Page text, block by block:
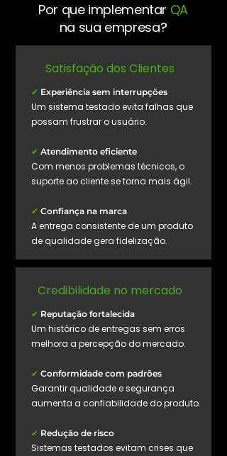
Por que implementar QA
na sua empresa?
Satisfação dos Clientes
✔ Experiência sem interrupções
Um sistema testado evita falhas que
possam frustrar o usuário.
✔ Atendimento eficiente
Com menos problemas técnicos, o
suporte ao cliente se torna mais ágil.
✔ Confiança na marca
A entrega consistente de um produto
de qualidade gera fidelização.
Credibilidade no mercado
✔ Reputação fortalecida
Um histórico de entregas sem erros
melhora a percepção do mercado.
✔ Conformidade com padrões
Garantir qualidade e segurança
aumenta a confiabilidade do produto.
✔ Redução de risco
Sistemas testados evitam crises que